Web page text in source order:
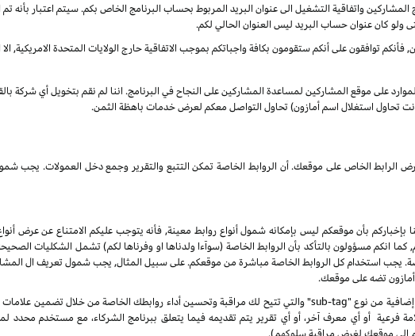
واتفاقية التشغيل الى عنوان البريد المربوط بحساب البرنامج الخاص بكم. سيتم اعتبار بأنه تم
ولو كان عنوان حساب البريد ليس العنوان الحالي لكم.
توافقون على أنكم ستقومون بكافة واجباتكم بموجب الاتفاقية حارج الولايات المتحدة الامريكية,
على موقع المشاركين لمساعدة المشاركين على النجاح في البرنامج. اننا لم نقم بتخويل أي شركة
تحاول استغلال اسم أمازون) تحاول التواصل معكم لعرض خدمات باهظة الثمن.
الرابط الخاص على موقعك. أن الروابط الخاصة تمكن التتبع والتقرير وجمع دخل العمولات.
بإخباركم بأن موقعكم ليس بإمكانه شمول أنواع روابط معينة, فأنه يتوجب عليكم الامتناع عن عرض
مسؤولون بالتأكد بأن الروابط الخاصة (سوآءا ولدناها او وفرناها لكم) تشمل الشكليات الصحيحة
يجب استخدام كل الروابط الخاصة مباشرة من موقعكم. على سبيل المثال, يجب شمول تعريف ال
أمازون تضه على موقعك.
أو أي معرف آخر، أو أي تقرير يتم تقديمه فيما يتعلق ببرنامج الشركاء، مع مستخدم محدد